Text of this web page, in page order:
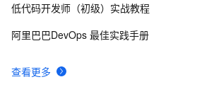
查看更多
低代码开发师（初级）实战教程
阿里巴巴DevOps 最佳实践手册